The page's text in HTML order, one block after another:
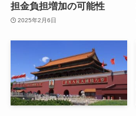
担金負担増加の可能性
2025年2月6日